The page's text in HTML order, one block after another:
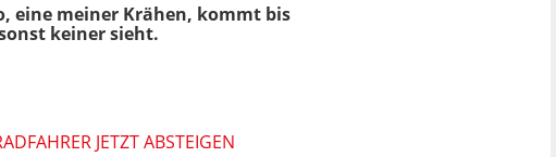
eine meiner Krähen, kommt bis
keiner sieht.
JETZT ABSTEIGEN